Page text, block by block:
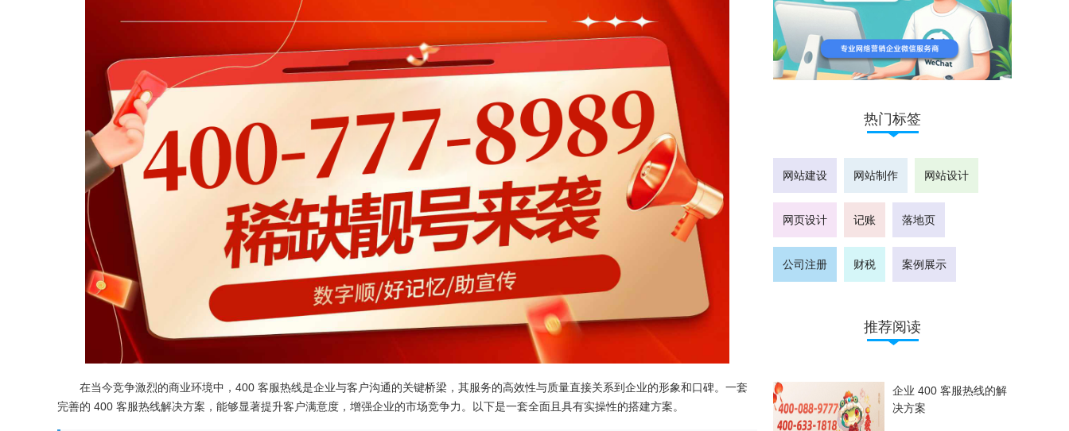
在当今竞争激烈的商业环境中，400 客服热线是企业与客户沟通的关键桥梁，其服务的高效性与质量直接关系到企业的形象和口碑。一套
完善的 400 客服热线解决方案，能够显著提升客户满意度，增强企业的市场竞争力。以下是一套全面且具有实操性的搭建方案。
热门标签
网站建设 网站制作 网站设计
网页设计 记账 落地页
公司注册 财税 案例展示
推荐阅读
企业 400 客服热线的解
决方案